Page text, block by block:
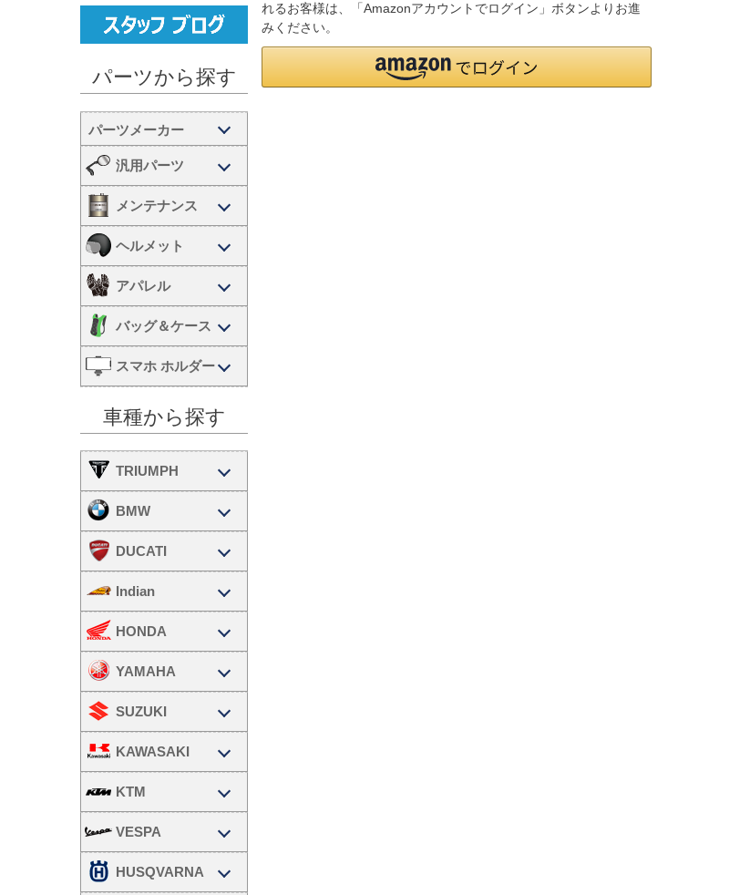
パーツから探す
汎用パーツ
メンテナンス
ヘルメット
アパレル
バッグ＆ケース
スマホ ホルダー
車種から探す
TRIUMPH
BMW
DUCATI
Indian
HONDA
YAMAHA
SUZUKI
KAWASAKI
KTM
VESPA
HUSQVARNA
れるお客様は、「Amazonアカウントでログイン」ボタンよりお進
みください。